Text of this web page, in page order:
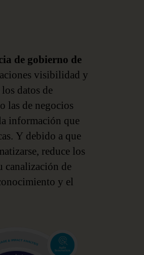
de gobierno de
visibilidad y
datos de
las de negocios
información que
Y debido a que
reduce los
canalización de
y el